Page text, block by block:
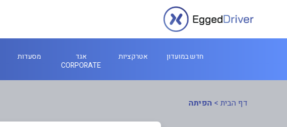
חדש במועדון אטרקציות
אגד
CORPORATE
מסעדות
דף הבית > הפיתה